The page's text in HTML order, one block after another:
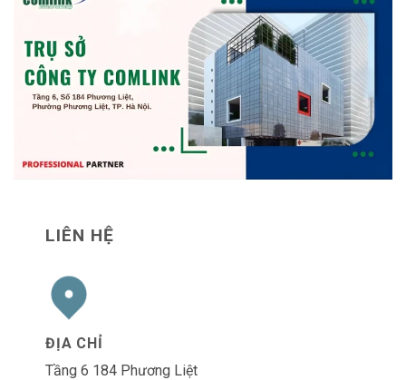
LIÊN HỆ
ĐỊA CHỈ
Tầng 6 184 Phương Liệt